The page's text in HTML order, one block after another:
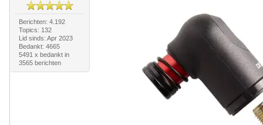
Berichten: 4.192
Topics: 132
Lid sinds: Apr 2023
Bedankt: 4665
5491 x bedankt in
3565 berichten